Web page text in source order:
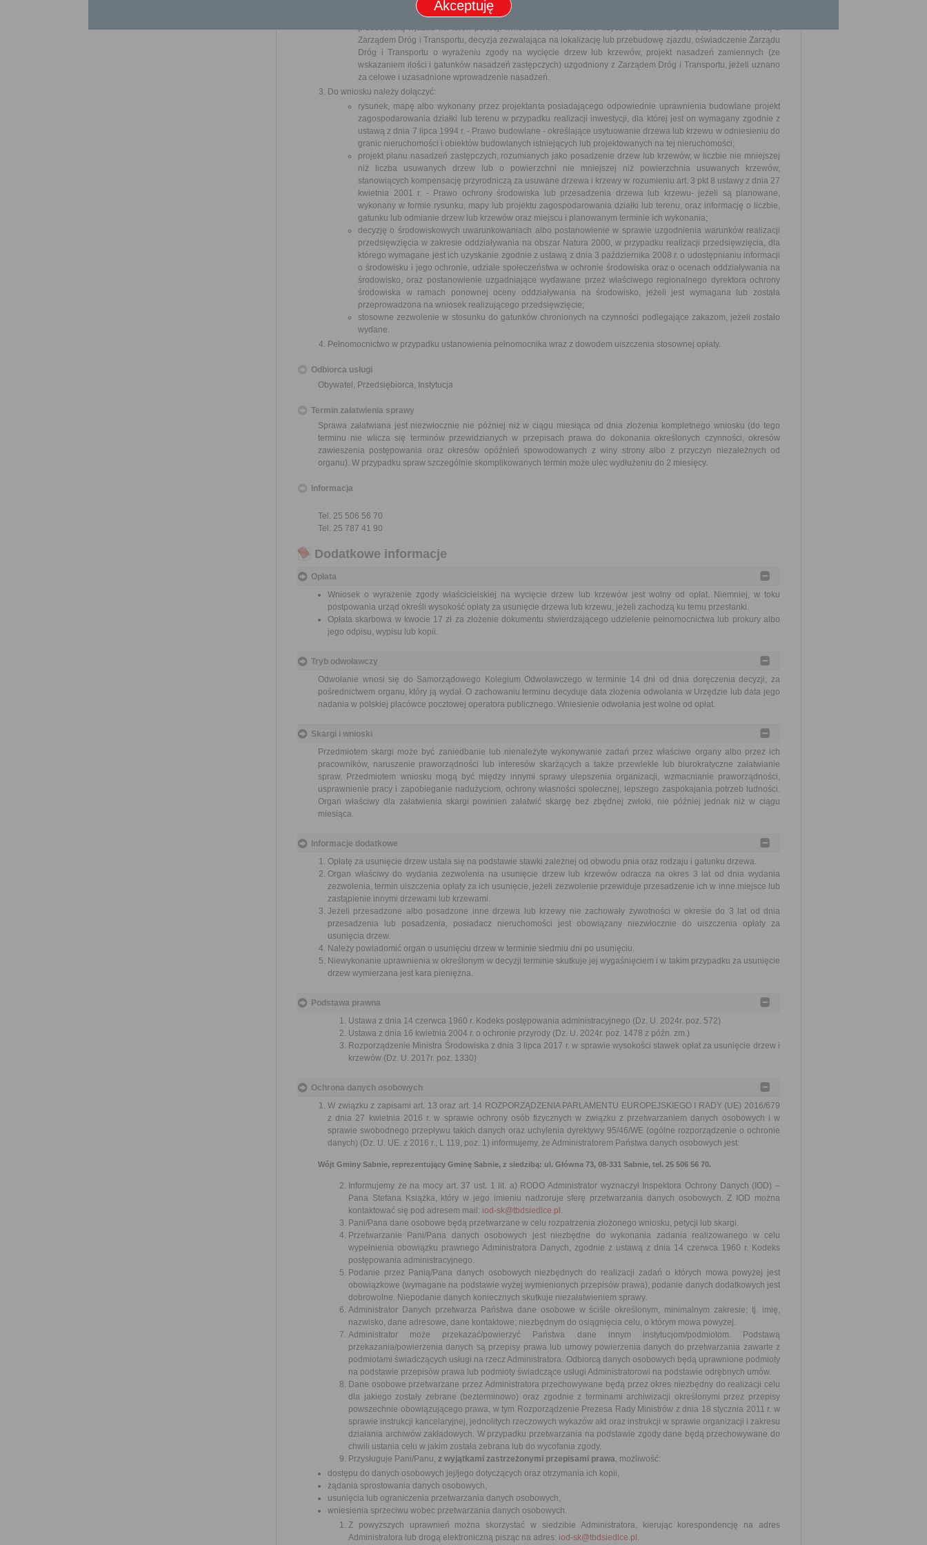
wyrażeniu zgody na wycięcie drzew lub krzewów;
wniosek o wycięcie dotyczy drzew lub krzewów z pasa drogowego drogi publicznej, kolidujących z budową lub
przebudową wjazdu na teren posesji wnioskodawcy - umowa użyczenia zawarta pomiędzy wnioskodawcą a
Zarządem Dróg i Transportu, decyzja zezwalająca na lokalizację lub przebudowę zjazdu, oświadczenie Zarządu
Dróg i Transportu o wyrażeniu zgody na wycięcie drzew lub krzewów, projekt nasadzeń zamiennych (ze
wskazaniem ilości i gatunków nasadzeń zastępczych) uzgodniony z Zarządem Dróg i Transportu, jeżeli uznano
za celowe i uzasadnione wprowadzenie nasadzeń.
Do wniosku należy dołączyć:
rysunek, mapę albo wykonany przez projektanta posiadającego odpowiednie uprawnienia budowlane projekt
zagospodarowania działki lub terenu w przypadku realizacji inwestycji, dla której jest on wymagany zgodnie z
ustawą z dnia 7 lipca 1994 r. - Prawo budowlane - określające usytuowanie drzewa lub krzewu w odniesieniu do
granic nieruchomości i obiektów budowlanych istniejących lub projektowanych na tej nieruchomości;
projekt planu nasadzeń zastępczych, rozumianych jako posadzenie drzew lub krzewów, w liczbie nie mniejszej
niż liczba usuwanych drzew lub o powierzchni nie mniejszej niż powierzchnia usuwanych krzewów,
stanowiących kompensację przyrodniczą za usuwane drzewa i krzewy w rozumieniu art. 3 pkt 8 ustawy z dnia 27
kwietnia 2001 r. - Prawo ochrony środowiska lub przesadzenia drzewa lub krzewu- jeżeli są planowane,
wykonany w formie rysunku, mapy lub projektu zagospodarowania działki lub terenu, oraz informację o liczbie,
gatunku lub odmianie drzew lub krzewów oraz miejscu i planowanym terminie ich wykonania;
decyzję o środowiskowych uwarunkowaniach albo postanowienie w sprawie uzgodnienia warunków realizacji
przedsięwzięcia w zakresie oddziaływania na obszar Natura 2000, w przypadku realizacji przedsięwzięcia, dla
którego wymagane jest ich uzyskanie zgodnie z ustawą z dnia 3 października 2008 r. o udostępnianiu informacji
o środowisku i jego ochronie, udziale społeczeństwa w ochronie środowiska oraz o ocenach oddziaływania na
środowisko, oraz postanowienie uzgadniające wydawane przez właściwego regionalnego dyrektora ochrony
środowiska w ramach ponownej oceny oddziaływania na środowisko, jeżeli jest wymagana lub została
przeprowadzona na wniosek realizującego przedsięwzięcie;
stosowne zezwolenie w stosunku do gatunków chronionych na czynności podlegające zakazom, jeżeli zostało
wydane.
Pełnomocnictwo w przypadku ustanowienia pełnomocnika wraz z dowodem uiszczenia stosownej opłaty.
Odbiorca usługi
Obywatel, Przedsiębiorca, Instytucja
Termin załatwienia sprawy
Sprawa załatwiana jest niezwłocznie nie później niż w ciągu miesiąca od dnia złożenia kompletnego wniosku (do tego
terminu nie wlicza się terminów przewidzianych w przepisach prawa do dokonania określonych czynności, okresów
zawieszenia postępowania oraz okresów opóźnień spowodowanych z winy strony albo z przyczyn niezależnych od
organu). W przypadku spraw szczególnie skomplikowanych termin może ulec wydłużeniu do 2 miesięcy.
Informacja
Tel. 25 506 56 70
Tel. 25 787 41 90
Dodatkowe informacje
Opłata
Wniosek o wyrażenie zgody właścicielskiej na wycięcie drzew lub krzewów jest wolny od opłat. Niemniej, w toku
postpowania urząd określi wysokość opłaty za usunięcie drzewa lub krzewu, jeżeli zachodzą ku temu przesłanki.
Opłata skarbowa w kwocie 17 zł za złożenie dokumentu stwierdzającego udzielenie pełnomocnictwa lub prokury albo
jego odpisu, wypisu lub kopii.
Tryb odwoławczy
Odwołanie wnosi się do Samorządowego Kolegium Odwoławczego w terminie 14 dni od dnia doręczenia decyzji, za
pośrednictwem organu, który ją wydał. O zachowaniu terminu decyduje data złożenia odwołania w Urzędzie lub data jego
nadania w polskiej placówce pocztowej operatora publicznego. Wniesienie odwołania jest wolne od opłat.
Skargi i wnioski
Przedmiotem skargi może być zaniedbanie lub nienależyte wykonywanie zadań przez właściwe organy albo przez ich
pracowników, naruszenie praworządności lub interesów skarżących a także przewlekłe lub biurokratyczne załatwianie
spraw. Przedmiotem wniosku mogą być między innymi sprawy ulepszenia organizacji, wzmacnianie praworządności,
usprawnienie pracy i zapobieganie nadużyciom, ochrony własności społecznej, lepszego zaspokajania potrzeb ludności.
Organ właściwy dla załatwienia skargi powinien załatwić skargę bez zbędnej zwłoki, nie później jednak niż w ciągu
miesiąca.
Informacje dodatkowe
Opłatę za usunięcie drzew ustala się na podstawie stawki zależnej od obwodu pnia oraz rodzaju i gatunku drzewa.
Organ właściwy do wydania zezwolenia na usunięcie drzew lub krzewów odracza na okres 3 lat od dnia wydania
zezwolenia, termin uiszczenia opłaty za ich usunięcie, jeżeli zezwolenie przewiduje przesadzenie ich w inne miejsce lub
zastąpienie innymi drzewami lub krzewami.
Jeżeli przesadzone albo posadzone inne drzewa lub krzewy nie zachowały żywotności w okresie do 3 lat od dnia
przesadzenia lub posadzenia, posiadacz nieruchomości jest obowiązany niezwłocznie do uiszczenia opłaty za
usunięcia drzew.
Należy powiadomić organ o usunięciu drzew w terminie siedmiu dni po usunięciu.
Niewykonanie uprawnienia w określonym w decyzji terminie skutkuje jej wygaśnięciem i w takim przypadku za usunięcie
drzew wymierzana jest kara pieniężna.
Podstawa prawna
Ustawa z dnia 14 czerwca 1960 r. Kodeks postępowania administracyjnego (Dz. U. 2024r. poz. 572)
Ustawa z dnia 16 kwietnia 2004 r. o ochronie przyrody (Dz. U. 2024r. poz. 1478 z późn. zm.)
Rozporządzenie Ministra Środowiska z dnia 3 lipca 2017 r. w sprawie wysokości stawek opłat za usunięcie drzew i
krzewów (Dz. U. 2017r. poz. 1330)
Ochrona danych osobowych
W związku z zapisami art. 13 oraz art. 14 ROZPORZĄDZENIA PARLAMENTU EUROPEJSKIEGO I RADY (UE) 2016/679
z dnia 27 kwietnia 2016 r. w sprawie ochrony osób fizycznych w związku z przetwarzaniem danych osobowych i w
sprawie swobodnego przepływu takich danych oraz uchylenia dyrektywy 95/46/WE (ogólne rozporządzenie o ochronie
danych) (Dz. U. UE. z 2016 r., L 119, poz. 1) informujemy, że Administratorem Państwa danych osobowych jest:
Wójt Gminy Sabnie, reprezentujący Gminę Sabnie, z siedzibą: ul. Główna 73, 08-331 Sabnie, tel. 25 506 56 70.
Informujemy że na mocy art. 37 ust. 1 lit. a) RODO Administrator wyznaczył Inspektora Ochrony Danych (IOD) –
Pana Stefana Książka, który w jego imieniu nadzoruje sferę przetwarzania danych osobowych. Z IOD można
kontaktować się pod adresem mail: iod-sk@tbdsiedlce.pl .
Pani/Pana dane osobowe będą przetwarzane w celu rozpatrzenia złożonego wniosku, petycji lub skargi.
Przetwarzanie Pani/Pana danych osobowych jest niezbędne do wykonania zadania realizowanego w celu
wypełnienia obowiązku prawnego Administratora Danych, zgodnie z ustawą z dnia 14 czerwca 1960 r. Kodeks
postępowania administracyjnego.
Podanie przez Panią/Pana danych osobowych niezbędnych do realizacji zadań o których mowa powyżej jest
obowiązkowe (wymagane na podstawie wyżej wymienionych przepisów prawa), podanie danych dodatkowych jest
dobrowolne. Niepodanie danych koniecznych skutkuje niezałatwieniem sprawy.
Administrator Danych przetwarza Państwa dane osobowe w ściśle określonym, minimalnym zakresie; tj. imię,
nazwisko, dane adresowe, dane kontaktowe; niezbędnym do osiągnięcia celu, o którym mowa powyżej.
Administrator może przekazać/powierzyć Państwa dane innym instytucjom/podmiotom. Podstawą
przekazania/powierzenia danych są przepisy prawa lub umowy powierzenia danych do przetwarzania zawarte z
podmiotami świadczących usługi na rzecz Administratora. Odbiorcą danych osobowych będą uprawnione podmioty
na podstawie przepisów prawa lub podmioty świadczące usługi Administratorowi na podstawie odrębnych umów.
Dane osobowe przetwarzane przez Administratora przechowywane będą przez okres niezbędny do realizacji celu
dla jakiego zostały zebrane (bezterminowo) oraz zgodnie z terminami archiwizacji określonymi przez przepisy
powszechnie obowiązującego prawa, w tym Rozporządzenie Prezesa Rady Ministrów z dnia 18 stycznia 2011 r. w
sprawie instrukcji kancelaryjnej, jednolitych rzeczowych wykazów akt oraz instrukcji w sprawie organizacji i zakresu
działania archiwów zakładowych. W przypadku przetwarzania na podstawie zgody dane będą przechowywane do
chwili ustania celu w jakim została zebrana lub do wycofania zgody.
Przysługuje Pani/Panu, z wyjątkami zastrzeżonymi przepisami prawa, możliwość:
dostępu do danych osobowych jej/jego dotyczących oraz otrzymania ich kopii,
żądania sprostowania danych osobowych,
usunięcia lub ograniczenia przetwarzania danych osobowych,
wniesienia sprzeciwu wobec przetwarzania danych osobowych.
Z powyższych uprawnień można skorzystać w siedzibie Administratora, kierując korespondencję na adres
Administratora lub drogą elektroniczną pisząc na adres: iod-sk@tbdsiedlce.pl .
Akceptuję